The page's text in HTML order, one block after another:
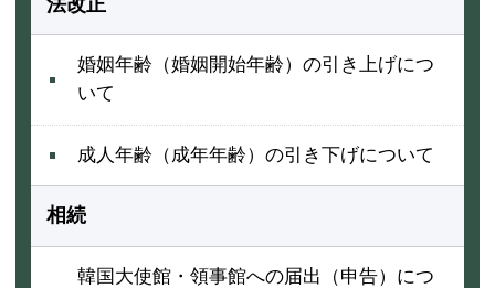
婚姻年齢（婚姻開始年齢）の引き上げにつ
いて
成人年齢（成年年齢）の引き下げについて
相続
韓国大使館・領事館への届出（申告）につ